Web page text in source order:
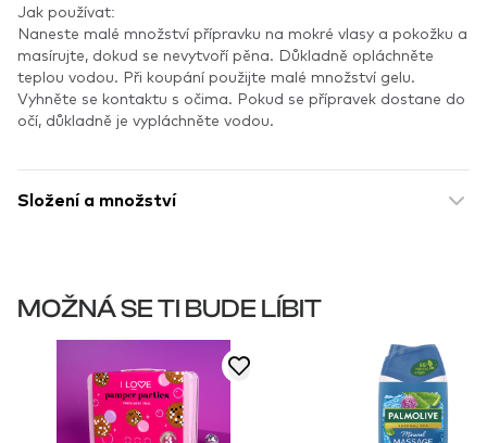
Jak používat:
Naneste malé množství přípravku na mokré vlasy a pokožku a
masírujte, dokud se nevytvoří pěna. Důkladně opláchněte
teplou vodou. Při koupání použijte malé množství gelu.
Vyhněte se kontaktu s očima. Pokud se přípravek dostane do
očí, důkladně je vypláchněte vodou.
Složení a množství
MOŽNÁ SE TI BUDE LÍBIT